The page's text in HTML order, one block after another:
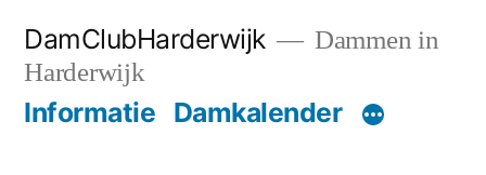
naar
DamClubHarderwijk
Dammen in
Harderwijk
Informatie Damkalender